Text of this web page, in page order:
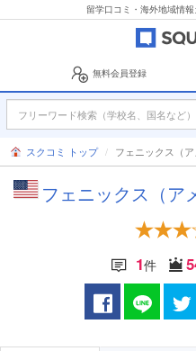
留学口コミ・海外地域情
無料会員登録
スクコミ トップ フェニックス（ア
フェニックス（ア
1件